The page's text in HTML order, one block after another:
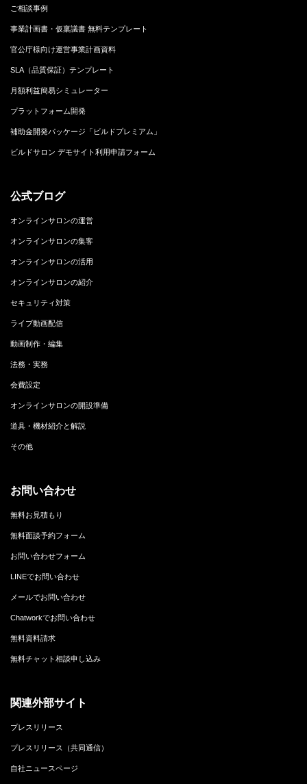
ご相談事例
事業計画書・仮稟議書 無料テンプレート
官公庁様向け運営事業計画資料
SLA（品質保証）テンプレート
月額利益簡易シミュレーター
プラットフォーム開発
補助金開発パッケージ「ビルドプレミアム」
ビルドサロン デモサイト利用申請フォーム
公式ブログ
オンラインサロンの運営
オンラインサロンの集客
オンラインサロンの活用
オンラインサロンの紹介
セキュリティ対策
ライブ動画配信
動画制作・編集
法務・実務
会費設定
オンラインサロンの開設準備
道具・機材紹介と解説
その他
お問い合わせ
無料お見積もり
無料面談予約フォーム
お問い合わせフォーム
LINEでお問い合わせ
メールでお問い合わせ
Chatworkでお問い合わせ
無料資料請求
無料チャット相談申し込み
関連外部サイト
プレスリリース
プレスリリース（共同通信）
自社ニュースページ